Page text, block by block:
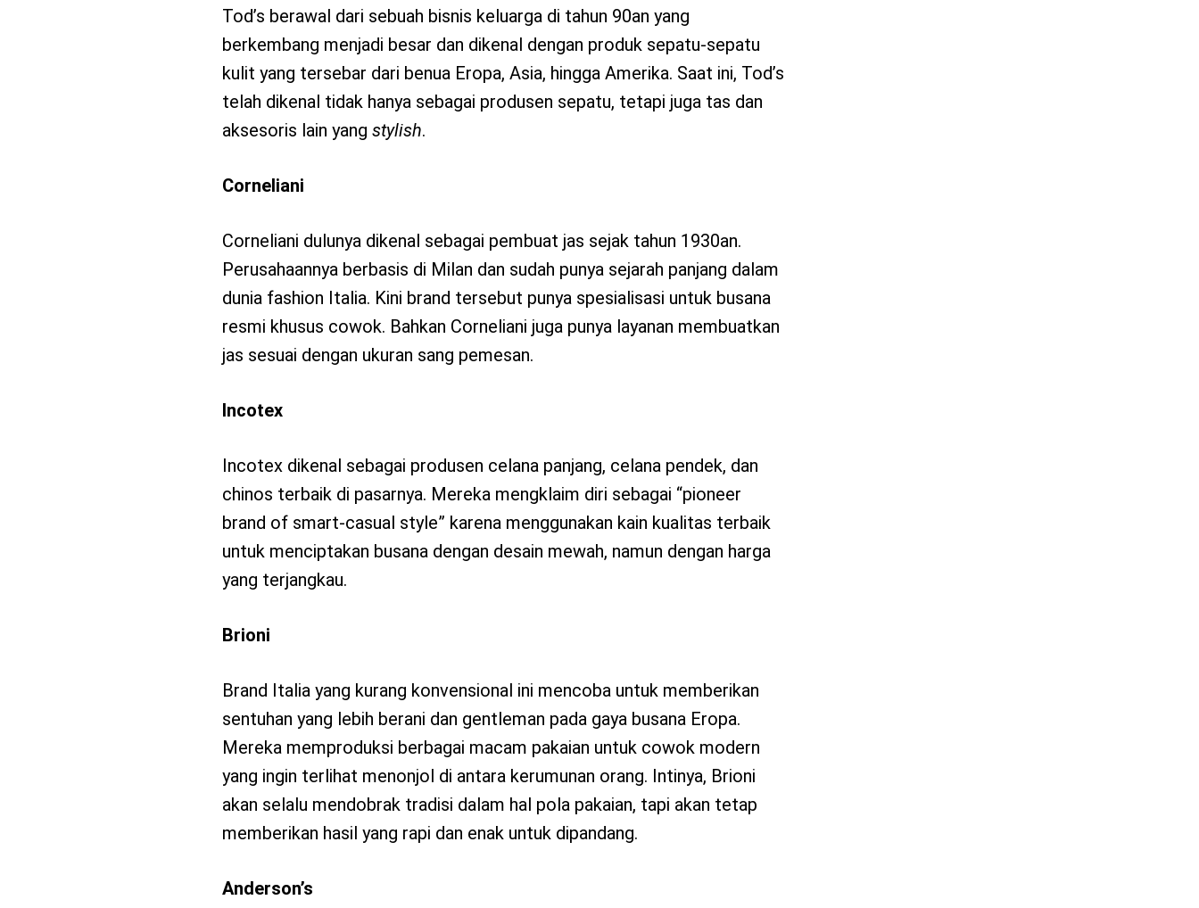
Tod’s berawal dari sebuah bisnis keluarga di tahun 90an yang
berkembang menjadi besar dan dikenal dengan produk sepatu-sepatu
kulit yang tersebar dari benua Eropa, Asia, hingga Amerika. Saat ini, Tod’s
telah dikenal tidak hanya sebagai produsen sepatu, tetapi juga tas dan
aksesoris lain yang stylish.
Corneliani
Corneliani dulunya dikenal sebagai pembuat jas sejak tahun 1930an.
Perusahaannya berbasis di Milan dan sudah punya sejarah panjang dalam
dunia fashion Italia. Kini brand tersebut punya spesialisasi untuk busana
resmi khusus cowok. Bahkan Corneliani juga punya layanan membuatkan
jas sesuai dengan ukuran sang pemesan.
Incotex
Incotex dikenal sebagai produsen celana panjang, celana pendek, dan
chinos terbaik di pasarnya. Mereka mengklaim diri sebagai “pioneer
brand of smart-casual style” karena menggunakan kain kualitas terbaik
untuk menciptakan busana dengan desain mewah, namun dengan harga
yang terjangkau.
Brioni
Brand Italia yang kurang konvensional ini mencoba untuk memberikan
sentuhan yang lebih berani dan gentleman pada gaya busana Eropa.
Mereka memproduksi berbagai macam pakaian untuk cowok modern
yang ingin terlihat menonjol di antara kerumunan orang. Intinya, Brioni
akan selalu mendobrak tradisi dalam hal pola pakaian, tapi akan tetap
memberikan hasil yang rapi dan enak untuk dipandang.
Anderson’s